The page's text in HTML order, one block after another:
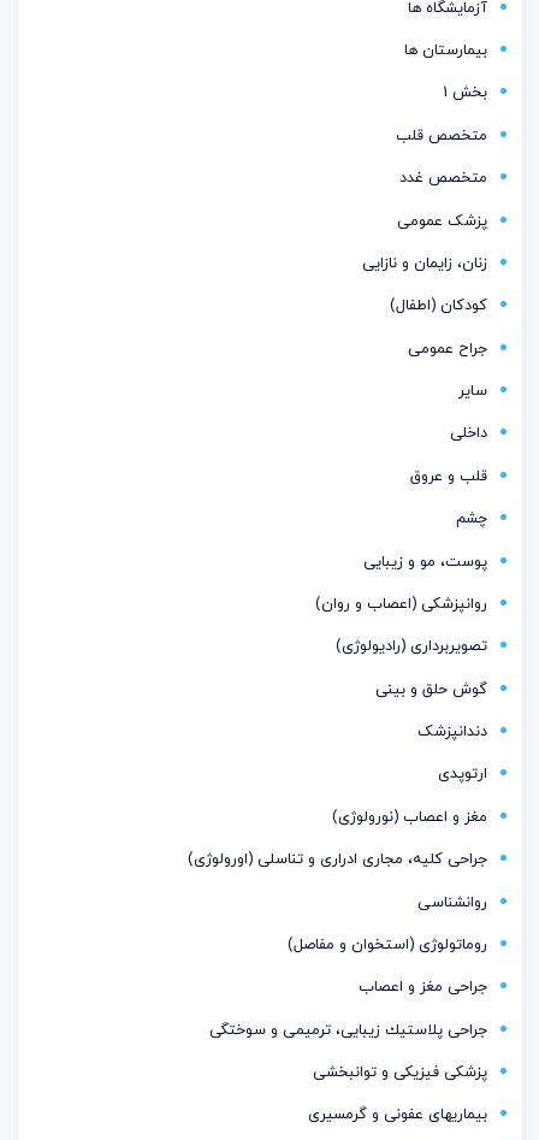
آزمایشگاه ها
بیمارستان ها
بخش 1
متخصص قلب
متخصص غدد
پزشک عمومی
زنان، زایمان و نازایی
کودکان (اطفال)
جراح عمومی
سایر
داخلی
قلب و عروق
چشم
پوست، مو و زیبایی
روانپزشکی (اعصاب و روان)
تصویربرداری (رادیولوژی)
گوش حلق و بینی
دندانپزشک
ارتوپدی
مغز و اعصاب (نورولوژی)
جراحی کلیه، مجاری ادراری و تناسلی (اورولوژی)
روانشناسی
روماتولوژی (استخوان و مفاصل)
جراحی مغز و اعصاب
جراحی پلاستیك زیبایی، ترمیمی و سوختگی
پزشکی فیزیکی و توانبخشی
بیماریهای عفونی و گرمسیری